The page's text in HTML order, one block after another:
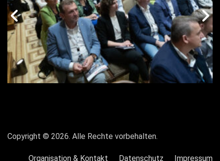
vorige
Galerie
Copyright © 2026. Alle Rechte vorbehalten.
Organisation & Kontakt Datenschutz Impressum